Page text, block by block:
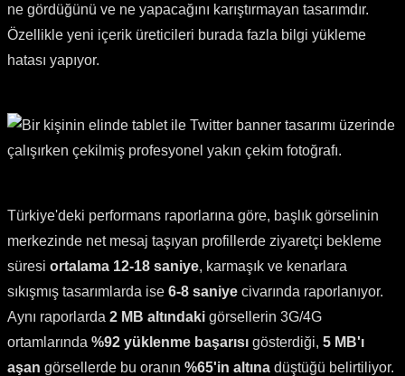
ne gördüğünü ve ne yapacağını karıştırmayan tasarımdır.
Özellikle yeni içerik üreticileri burada fazla bilgi yükleme
hatası yapıyor.
Türkiye'deki performans raporlarına göre, başlık görselinin
merkezinde net mesaj taşıyan profillerde ziyaretçi bekleme
süresi ortalama 12-18 saniye, karmaşık ve kenarlara
sıkışmış tasarımlarda ise 6-8 saniye civarında raporlanıyor.
Aynı raporlarda 2 MB altındaki görsellerin 3G/4G
ortamlarında %92 yüklenme başarısı gösterdiği, 5 MB'ı
aşan görsellerde bu oranın %65'in altına düştüğü belirtiliyor.